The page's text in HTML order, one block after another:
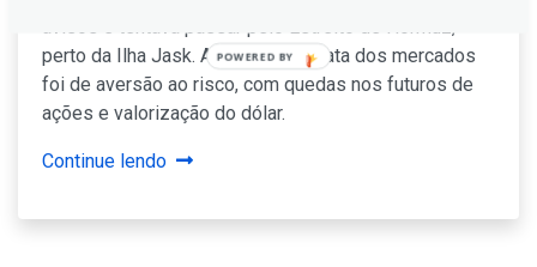
avisos e tentava passar pelo Estreito de Hormuz,
perto da Ilha Jask. A reação imediata dos mercados
foi de aversão ao risco, com quedas nos futuros de
ações e valorização do dólar.
Continue lendo
POWERED BY